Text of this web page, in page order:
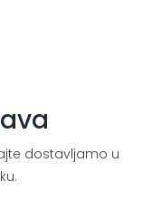
dostavljamo u